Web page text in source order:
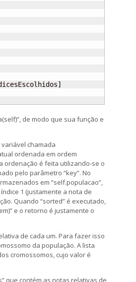
]
de modo que sua função e
chamada
ordenada em ordem
ordenação é feita utilizando-se o
pelo parâmetro “key”. No
em “self.populacao”,
1 (justamente a nota de
Quando “sorted” é executado,
e o retorno é justamente o
de cada um. Para fazer isso
da população. A lista
cromossomos, cujo valor é
que contém as notas relativas de